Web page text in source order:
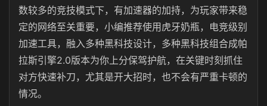
数较多的竞技模式下，有加速器的加持，为玩家带来稳
定的网络至关重要，小编推荐使用虎牙奶瓶，电竞级别
加速工具，融入多种黑科技设计，多种黑科技组合成帕
拉斯引擎2.0版本为你上分保驾护航，在关键时刻抓住
对方快速补刀，尤其是开大招时，也不会有严重卡顿的
情况。